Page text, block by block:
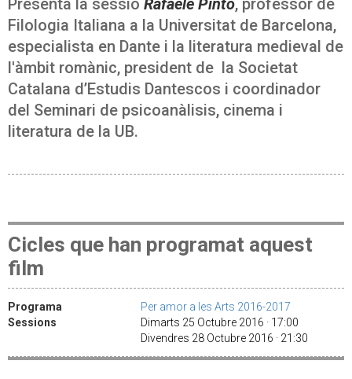
Filologia Italiana a la Universitat de Barcelona,
especialista en Dante i la literatura medieval de
l'àmbit romànic, president de la Societat
Catalana d’Estudis Dantescos i coordinador
del Seminari de psicoanàlisis, cinema i
literatura de la UB.
Cicles que han programat aquest
film
Programa
Per amor a les Arts 2016-2017
Sessions
Dimarts 25 Octubre 2016 · 17:00
Divendres 28 Octubre 2016 · 21:30